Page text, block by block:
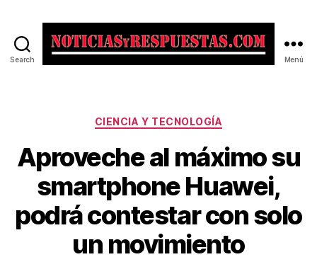
Search Menú
Categorías
CIENCIA Y TECNOLOGÍA
Aproveche al máximo su
smartphone Huawei,
podrá contestar con solo
un movimiento